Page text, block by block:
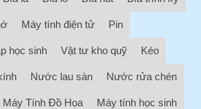
Máy tính điện tử Pin
học sinh Vật tư kho quỹ Kéo
Nước lau sàn Nước rửa chén
Máy Tính Đồ Họa Máy tính học sinh